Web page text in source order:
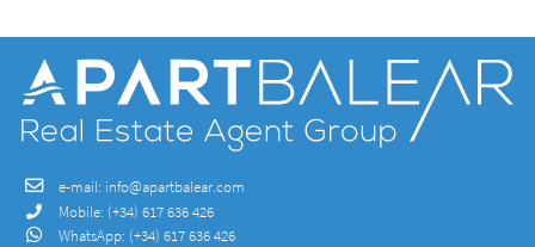
e-mail: info@apartbalear.com
Mobile: (+34) 617 636 426
WhatsApp: (+34) 617 636 426